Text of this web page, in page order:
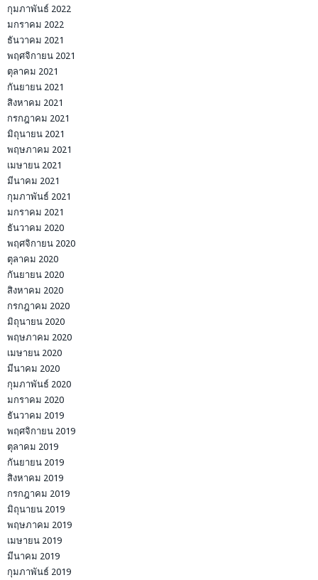
กุมภาพันธ์ 2022
มกราคม 2022
ธันวาคม 2021
พฤศจิกายน 2021
ตุลาคม 2021
กันยายน 2021
สิงหาคม 2021
กรกฎาคม 2021
มิถุนายน 2021
พฤษภาคม 2021
เมษายน 2021
มีนาคม 2021
กุมภาพันธ์ 2021
มกราคม 2021
ธันวาคม 2020
พฤศจิกายน 2020
ตุลาคม 2020
กันยายน 2020
สิงหาคม 2020
กรกฎาคม 2020
มิถุนายน 2020
พฤษภาคม 2020
เมษายน 2020
มีนาคม 2020
กุมภาพันธ์ 2020
มกราคม 2020
ธันวาคม 2019
พฤศจิกายน 2019
ตุลาคม 2019
กันยายน 2019
สิงหาคม 2019
กรกฎาคม 2019
มิถุนายน 2019
พฤษภาคม 2019
เมษายน 2019
มีนาคม 2019
กุมภาพันธ์ 2019